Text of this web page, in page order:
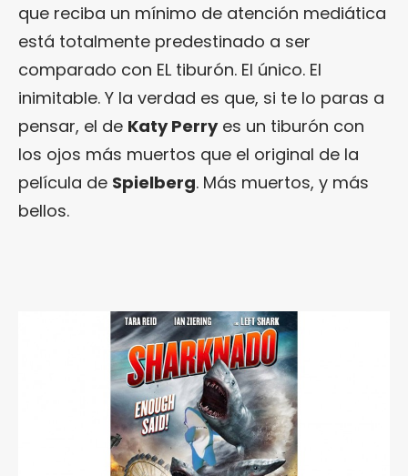
que reciba un mínimo de atención mediática
está totalmente predestinado a ser
comparado con EL tiburón. El único. El
inimitable. Y la verdad es que, si te lo paras a
pensar, el de Katy Perryes un tiburón con
los ojos más muertos que el original de la
película de Spielberg. Más muertos, y más
bellos.